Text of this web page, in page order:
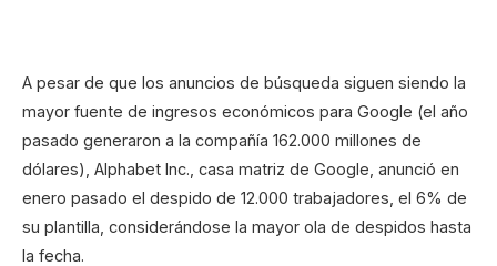
A pesar de que los anuncios de búsqueda siguen siendo la
mayor fuente de ingresos económicos para Google (el año
pasado generaron a la compañía 162.000 millones de
dólares), Alphabet Inc., casa matriz de Google, anunció en
enero pasado el despido de 12.000 trabajadores, el 6% de
su plantilla, considerándose la mayor ola de despidos hasta
la fecha.